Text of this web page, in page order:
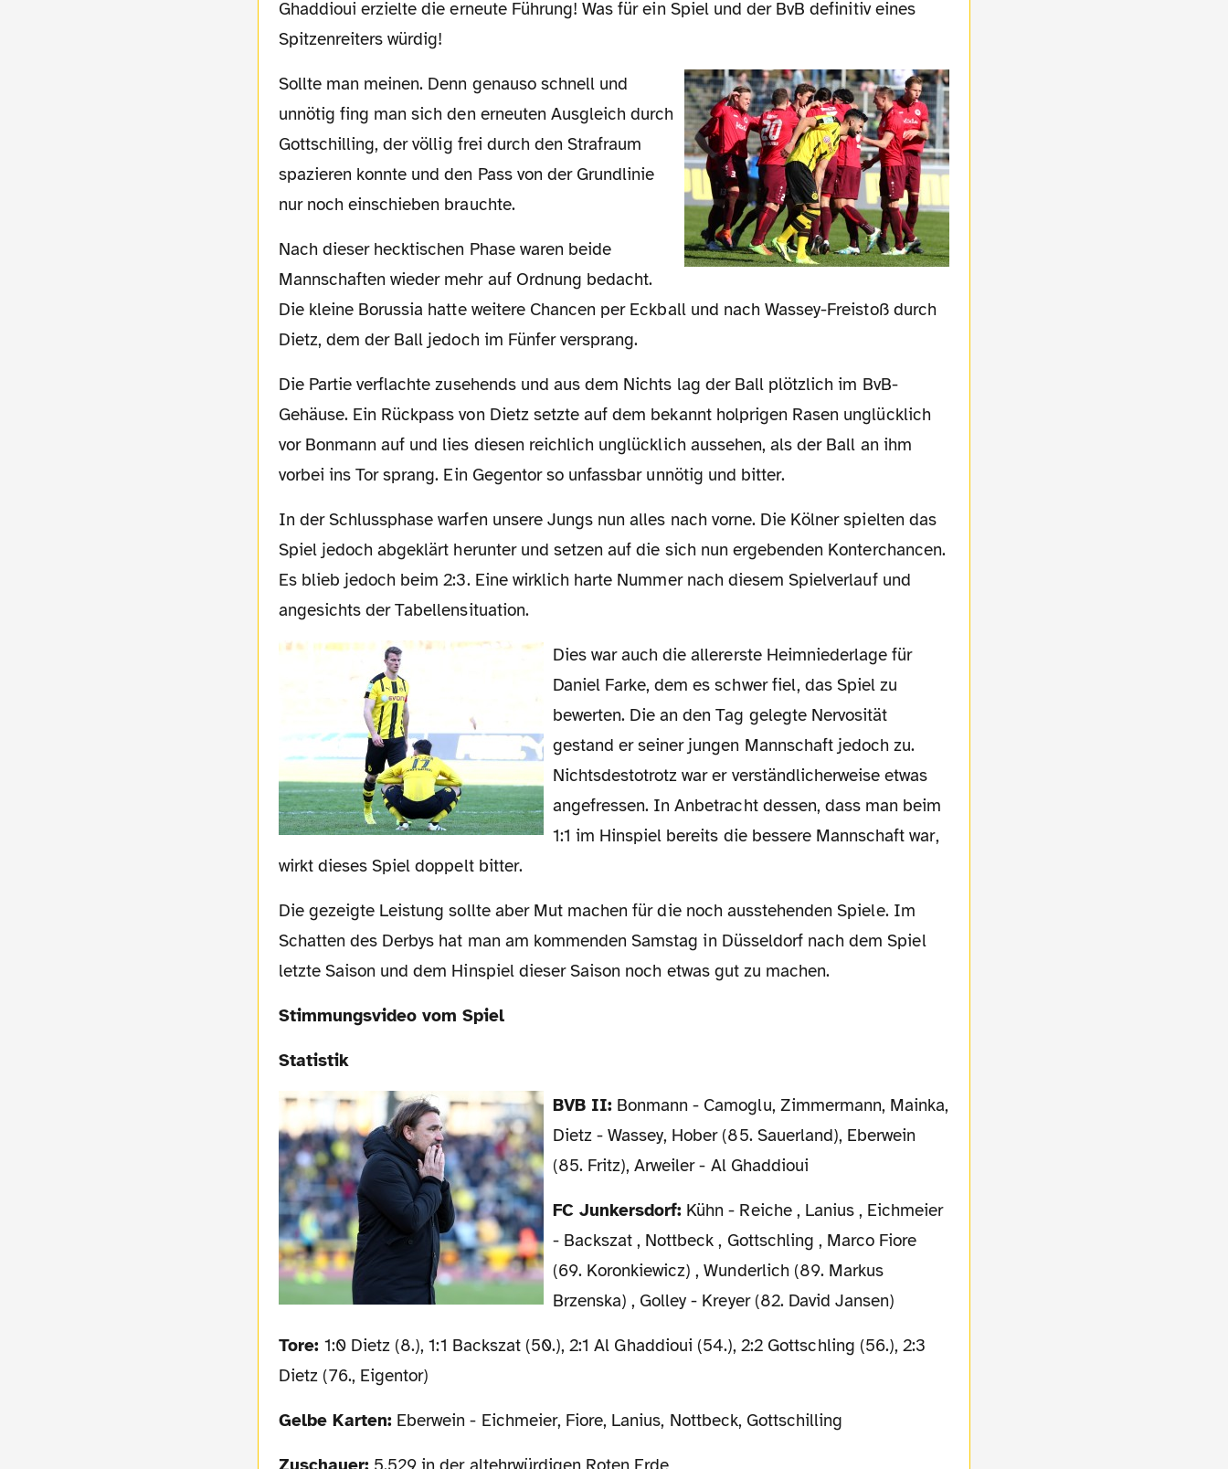
Ghaddioui erzielte die erneute Führung! Was für ein Spiel und der BvB definitiv eines
Spitzenreiters würdig!
Sollte man meinen. Denn genauso schnell und
unnötig fing man sich den erneuten Ausgleich durch
Gottschilling, der völlig frei durch den Strafraum
spazieren konnte und den Pass von der Grundlinie
nur noch einschieben brauchte.
Nach dieser hecktischen Phase waren beide
Mannschaften wieder mehr auf Ordnung bedacht.
Die kleine Borussia hatte weitere Chancen per Eckball und nach Wassey-Freistoß durch
Dietz, dem der Ball jedoch im Fünfer versprang.
Die Partie verflachte zusehends und aus dem Nichts lag der Ball plötzlich im BvB-
Gehäuse. Ein Rückpass von Dietz setzte auf dem bekannt holprigen Rasen unglücklich
vor Bonmann auf und lies diesen reichlich unglücklich aussehen, als der Ball an ihm
vorbei ins Tor sprang. Ein Gegentor so unfassbar unnötig und bitter.
In der Schlussphase warfen unsere Jungs nun alles nach vorne. Die Kölner spielten das
Spiel jedoch abgeklärt herunter und setzen auf die sich nun ergebenden Konterchancen.
Es blieb jedoch beim 2:3. Eine wirklich harte Nummer nach diesem Spielverlauf und
angesichts der Tabellensituation.
Dies war auch die allererste Heimniederlage für
Daniel Farke, dem es schwer fiel, das Spiel zu
bewerten. Die an den Tag gelegte Nervosität
gestand er seiner jungen Mannschaft jedoch zu.
Nichtsdestotrotz war er verständlicherweise etwas
angefressen. In Anbetracht dessen, dass man beim
1:1 im Hinspiel bereits die bessere Mannschaft war,
wirkt dieses Spiel doppelt bitter.
Die gezeigte Leistung sollte aber Mut machen für die noch ausstehenden Spiele. Im
Schatten des Derbys hat man am kommenden Samstag in Düsseldorf nach dem Spiel
letzte Saison und dem Hinspiel dieser Saison noch etwas gut zu machen.
Stimmungsvideo vom Spiel
Statistik
BVB II: Bonmann - Camoglu, Zimmermann, Mainka,
Dietz - Wassey, Hober (85. Sauerland), Eberwein
(85. Fritz), Arweiler - Al Ghaddioui
FC Junkersdorf: Kühn - Reiche , Lanius , Eichmeier
- Backszat , Nottbeck , Gottschling , Marco Fiore
(69. Koronkiewicz) , Wunderlich (89. Markus
Brzenska) , Golley - Kreyer (82. David Jansen)
Tore: 1:0 Dietz (8.), 1:1 Backszat (50.), 2:1 Al Ghaddioui (54.), 2:2 Gottschling (56.), 2:3
Dietz (76., Eigentor)
Gelbe Karten: Eberwein - Eichmeier, Fiore, Lanius, Nottbeck, Gottschilling